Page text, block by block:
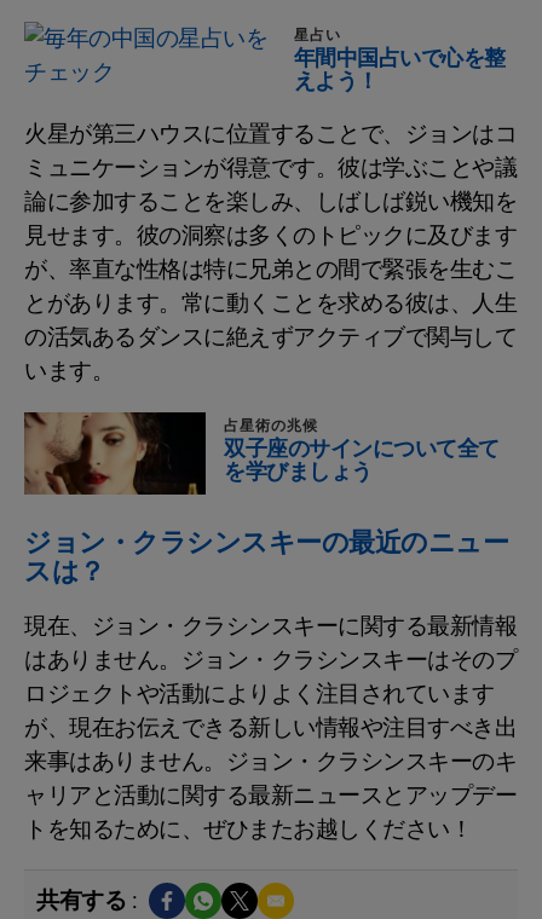
星占い
年間中国占いで心を整
えよう！
火星が第三ハウスに位置することで、ジョンはコ
ミュニケーションが得意です。彼は学ぶことや議
論に参加することを楽しみ、しばしば鋭い機知を
見せます。彼の洞察は多くのトピックに及びます
が、率直な性格は特に兄弟との間で緊張を生むこ
とがあります。常に動くことを求める彼は、人生
の活気あるダンスに絶えずアクティブで関与して
います。
占星術の兆候
双子座のサインについて全て
を学びましょう
ジョン・クラシンスキーの最近のニュー
スは？
現在、ジョン・クラシンスキーに関する最新情報
はありません。ジョン・クラシンスキーはそのプ
ロジェクトや活動によりよく注目されています
が、現在お伝えできる新しい情報や注目すべき出
来事はありません。ジョン・クラシンスキーのキ
ャリアと活動に関する最新ニュースとアップデー
トを知るために、ぜひまたお越しください！
共有する :